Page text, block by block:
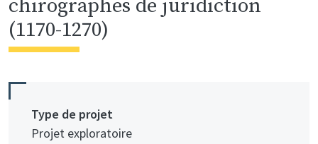
chirographes de juridiction
(1170-1270)
Type de projet
Projet exploratoire